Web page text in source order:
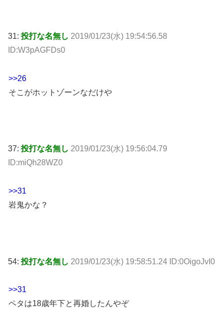
31:投打な名無し 2019/01/23(水) 19:54:56.58
ID:W3pAGFDs0
>>26
そこがホットゾーンなだけや
37:投打な名無し 2019/01/23(水) 19:56:04.79
ID:miQh28WZ0
>>31
岩鬼かな？
54:投打な名無し 2019/01/23(水) 19:58:51.24 ID:0OigoJvI0
>>31
ペタは18歳年下と再婚したんやぞ